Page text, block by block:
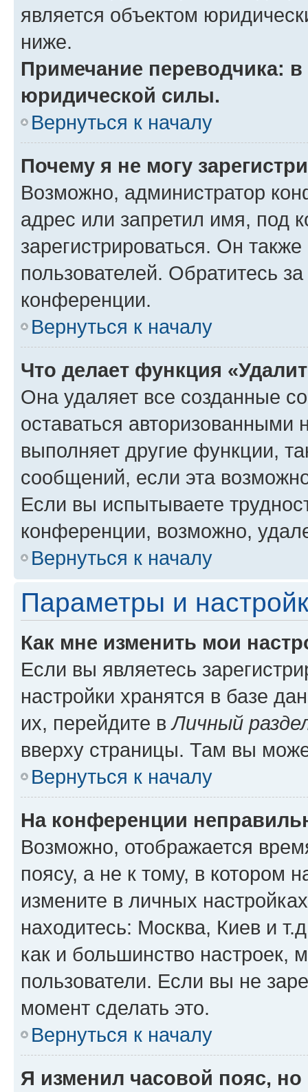
является объектом
ниже.
Примечание переводчика:
юридической силы.
Вернуться к началу
Почему я не могу
Возможно, администратор
адрес или запретил имя, под
зарегистрироваться. Он
пользователей. Обратитесь
конференции.
Вернуться к началу
Что делает функция
Она удаляет все созданные
оставаться авторизованными
выполняет другие функции,
сообщений, если эта
Если вы испытываете
конференции, возможно,
Вернуться к началу
Параметры и
Как мне изменить мои
Если вы являетесь
настройки хранятся в базе
их, перейдите вЛичный
вверху страницы. Там вы
Вернуться к началу
На конференции
Возможно, отображается
поясу, а не к тому, в котором
измените в личных
находитесь: Москва, Киев и
как и большинство настроек,
пользователи. Если вы не
момент сделать это.
Вернуться к началу
Я изменил часовой пояс,